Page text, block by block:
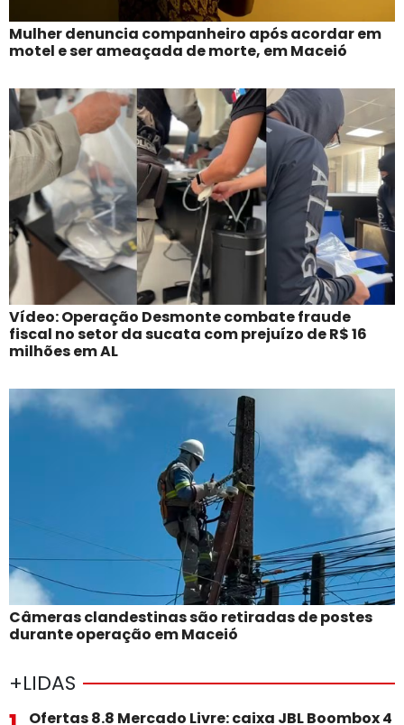
Mulher denuncia companheiro após acordar em
motel e ser ameaçada de morte, em Maceió
Vídeo: Operação Desmonte combate fraude
fiscal no setor da sucata com prejuízo de R$ 16
milhões em AL
Câmeras clandestinas são retiradas de postes
durante operação em Maceió
+LIDAS
Ofertas 8.8 Mercado Livre: caixa JBL Boombox 4